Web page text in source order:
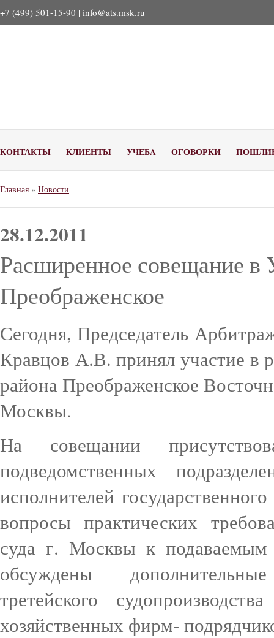
+7 (499) 501-15-90 | info@ats.msk.ru
КОНТАКТЫ КЛИЕНТЫ УЧЕБA ОГОВОРКИ
Главная » Новости
28.12.2011
Расширенное совещание в
Преображенское
Сегодня, Председатель
Кравцов А.В. принял участие в
района Преображенское
Москвы.
На совещании
подведомственных
исполнителей
вопросы практических
суда г. Москвы к подаваемым
обсуждены
третейского
хозяйственных фирм-